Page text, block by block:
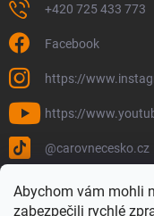
Abychom vám mohli
zabezpečili rychlé
+420 725 433 773
Facebook
https://
https://
@carovnecesko.cz